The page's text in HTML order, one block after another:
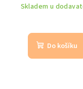
Skladem u
Do košíku